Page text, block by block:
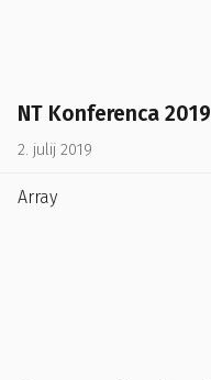
NT Konferenca 2019
2. julij 2019
Array